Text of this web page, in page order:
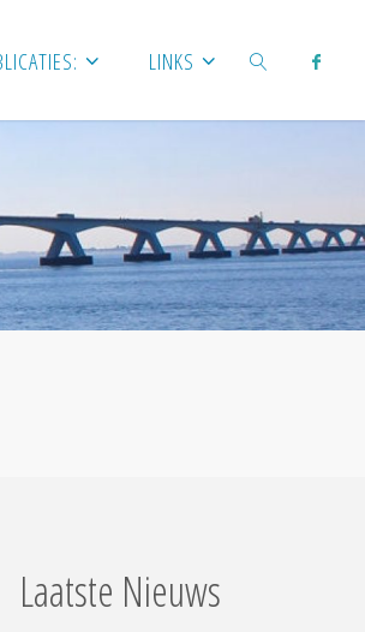
LINKS
Laatste Nieuws